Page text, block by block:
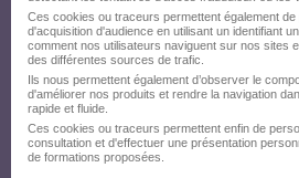
Ces cookies ou traceurs permettent également
d'acquisition d'audience en utilisant un identifiant
comment nos utilisateurs naviguent sur nos sites
des différentes sources de trafic.
Ils nous permettent également d’observer le
d'améliorer nos produits et rendre la navigation
rapide et fluide.
Ces cookies ou traceurs permettent enfin de
consultation et d'effectuer une présentation
de formations proposées.